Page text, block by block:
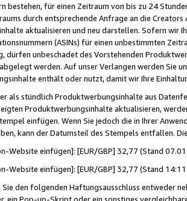
bestehen, für einen Zeitraum von bis zu 24
durch entsprechende Anfrage an die
aktualisieren und neu darstellen. Sofern wir
(ASINs) für einen unbestimmten
dürfen unbeschadet des Vorstehenden
werden. Auf unser Verlangen werden Sie
enthält oder nutzt, damit wir Ihre
als stündlich Produktwerbungsinhalte aus
Produktwerbungsinhalte aktualisieren,
einfügen. Wenn Sie jedoch die in Ihrer
kann der Datumsteil des Stempels entfallen.
Website einfügen]: [EUR/GBP] 32,77 (Stand
Website einfügen]: [EUR/GBP] 32,77 (Stand
Sie den folgenden Haftungsausschluss entweder
ein Pop-up-Skript oder ein sonstiges